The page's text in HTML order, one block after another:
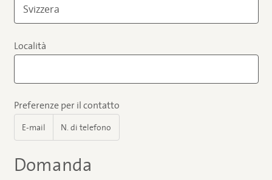
Località
Preferenze per il contatto
E-mail N. di telefono
Domanda